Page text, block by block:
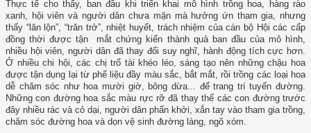
Thực tế cho thấy, ban đầu khi triển khai mô hình trồng hoa, hàng rào
xanh, hội viên và người dân chưa mặn mà hưởng ứn tham gia, nhưng
thấy “lăn lộn”, “trăn trở”, nhiệt huyết, trách nhiệm của cán bộ Hội các cấp
đồng thời được tận mắt chứng kiến thành quả ban đầu của mô hình,
nhiều hội viên, người dân đã thay đổi suy nghĩ, hành động tích cực hơn.
Ở nhiều chi hội, các chị trổ tài khéo léo, sáng tạo nên những chậu hoa
được tận dụng lại từ phế liệu đầy màu sắc, bắt mắt, rồi trồng các loại hoa
dễ chăm sóc như hoa mười giờ, bông dừa... để trang trí tuyến đường.
Những con đường hoa sắc màu rực rỡ đã thay thế các con đường trước
đây nhiều rác và cỏ dại, người dân phấn khởi, xắn tay vào tham gia trồng,
chăm sóc đường hoa và dọn vệ sinh đường làng, ngõ xóm.